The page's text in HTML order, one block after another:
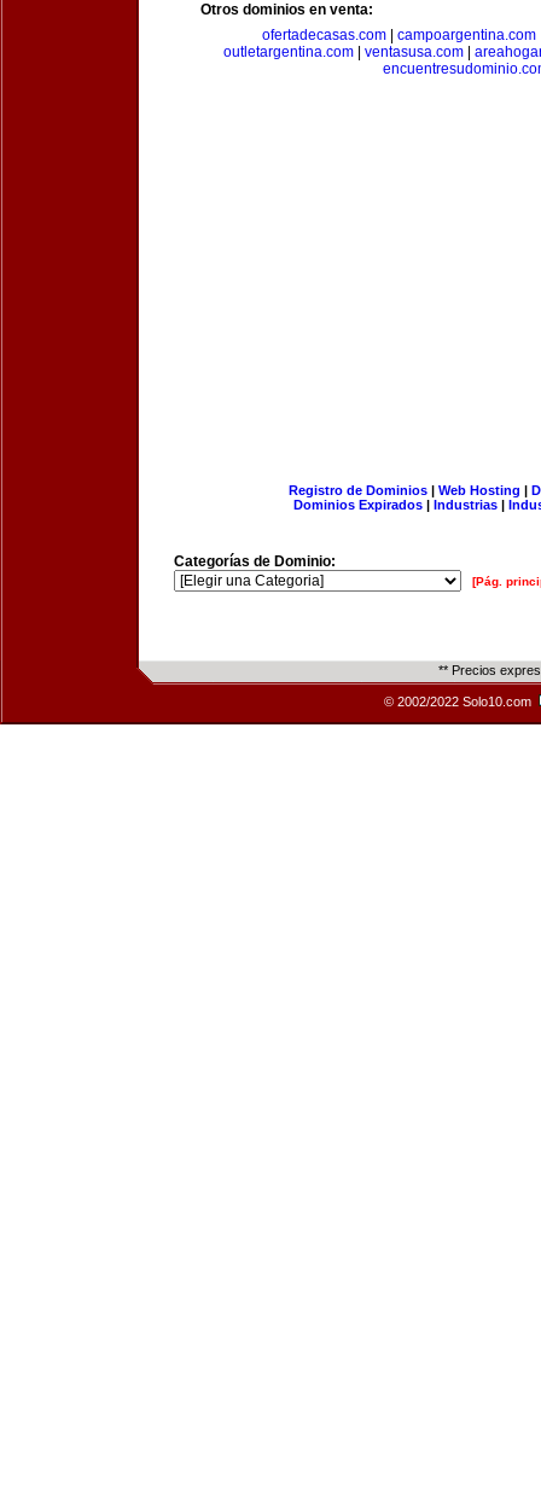
Otros dominios en venta:
ofertadecasas.com| campoargentina.com
outletargentina.com
ventasusa.com
Registro de Dominios| Web Hosting |
Dominios Expirados | Industrias |
Categorías de Dominio:
[Pág.
** Precios
© 2002/2022 Solo10.com